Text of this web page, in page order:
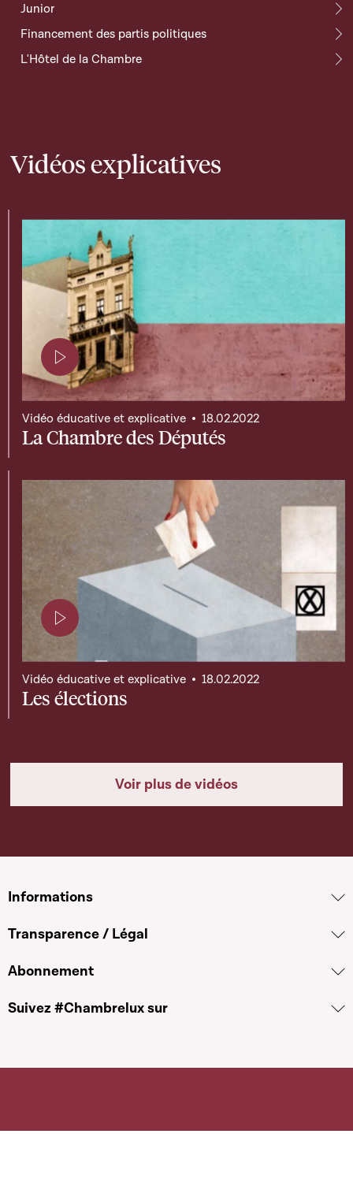
Junior
Financement des partis politiques
L'Hôtel de la Chambre
Vidéos explicatives
Page contenant une vidéo
La Chambre des Députés
Vidéo éducative et explicative 18.02.2022
Les élections
Vidéo éducative et explicative 18.02.2022
Voir plus de vidéos
Informations
Transparence / Légal
Abonnement
Suivez #Chambrelux sur